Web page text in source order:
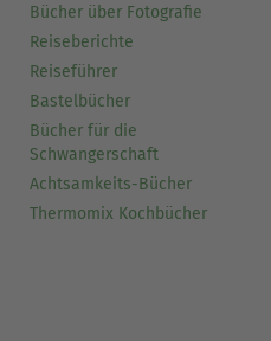
Bücher über Fotografie
Reiseberichte
Reiseführer
Bastelbücher
Bücher für die
Schwangerschaft
Achtsamkeits-Bücher
Thermomix Kochbücher